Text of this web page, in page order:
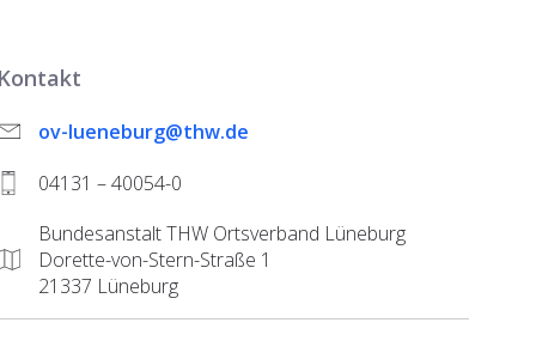
ov-lueneburg@thw.de
04131 – 40054-0
Bundesanstalt THW Ortsverband Lüneburg
Dorette-von-Stern-Straße 1
21337 Lüneburg